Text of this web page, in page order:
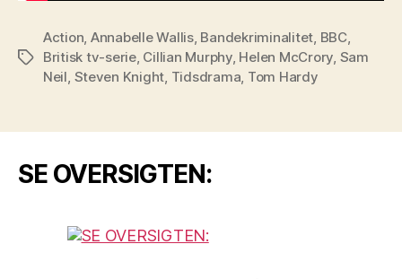
Tags
Action, Annabelle Wallis, Bandekriminalitet, BBC,
Britisk tv-serie, Cillian Murphy, Helen McCrory, Sam
Neil, Steven Knight, Tidsdrama, Tom Hardy
SE OVERSIGTEN: